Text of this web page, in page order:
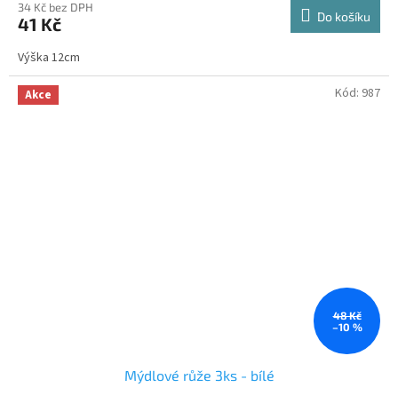
34 Kč bez DPH
41 Kč Do košíku
Výška 12cm
Akce
48 Kč
–10 %
Mýdlové růže 3ks - bílé
Kód: 987